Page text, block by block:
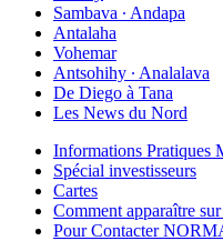
Sambava ∙ Andapa
Antalaha
Vohemar
Antsohihy ∙ Analalava
De Diego à Tana
Les News du Nord
Informations Pratiques
Spécial investisseurs
Cartes
Comment apparaître
Pour Contacter